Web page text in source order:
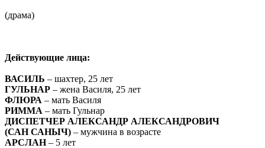
(драма)
Действующие лица:
ВАСИЛЬ – шахтер, 25 лет
ГУЛЬНАР – жена Василя, 25 лет
ФЛЮРА – мать Василя
РИММА – мать Гульнар
ДИСПЕТЧЕР АЛЕКСАНДР АЛЕКСАНДРОВИЧ
(САН САНЫЧ) – мужчина в возрасте
АРСЛАН– 5 лет